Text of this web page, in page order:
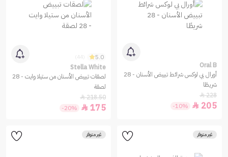
Oral B
أورال بي لوكس شرائط تبييض الأسنان - 28
شريطًا
228

205

-10%
5.0
Stella White
لصقات تبييض الأسنان من ستيلا وايت - 28
لصقة
218.50

175

-20%
غير متوفر غير متوفر